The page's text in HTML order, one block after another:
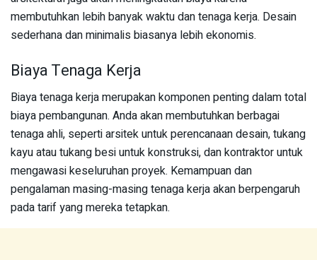
membutuhkan lebih banyak waktu dan tenaga kerja. Desain
sederhana dan minimalis biasanya lebih ekonomis.
Biaya Tenaga Kerja
Biaya tenaga kerja merupakan komponen penting dalam total
biaya pembangunan. Anda akan membutuhkan berbagai
tenaga ahli, seperti arsitek untuk perencanaan desain, tukang
kayu atau tukang besi untuk konstruksi, dan kontraktor untuk
mengawasi keseluruhan proyek. Kemampuan dan
pengalaman masing-masing tenaga kerja akan berpengaruh
pada tarif yang mereka tetapkan.